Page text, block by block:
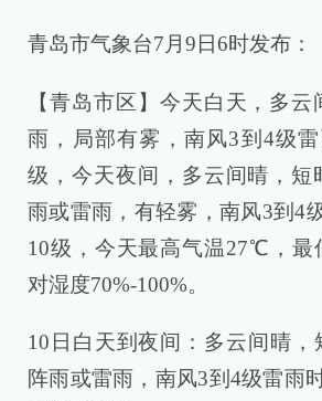
青岛市气象台7月9日6时发布：
【青岛市区】今天白天，多
雨，局部有雾，南风3到4级
级，今天夜间，多云间晴，短
雨或雷雨，有轻雾，南风3到4
10级，今天最高气温27℃，
对湿度70%-100%。
10日白天到夜间：多云间晴，
阵雨或雷雨，南风3到4级雷雨